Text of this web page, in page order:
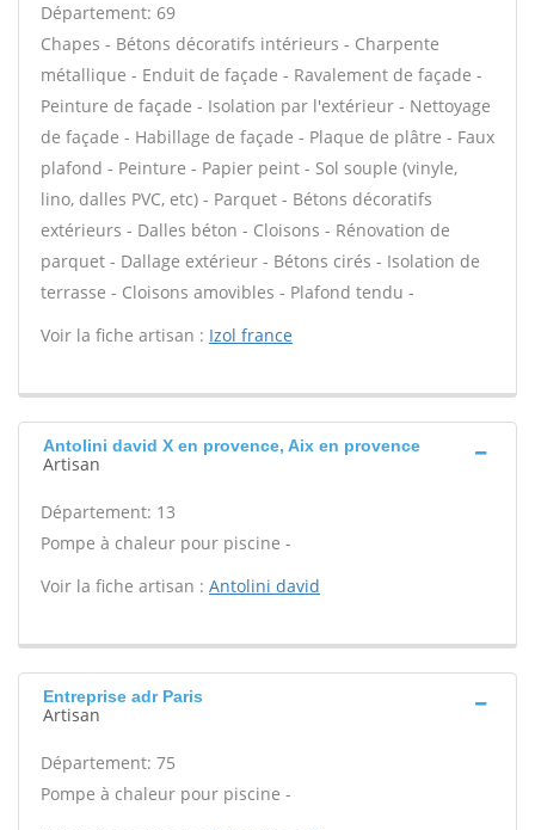
Département: 69
Chapes - Bétons décoratifs intérieurs - Charpente
métallique - Enduit de façade - Ravalement de façade -
Peinture de façade - Isolation par l'extérieur - Nettoyage
de façade - Habillage de façade - Plaque de plâtre - Faux
plafond - Peinture - Papier peint - Sol souple (vinyle,
lino, dalles PVC, etc) - Parquet - Bétons décoratifs
extérieurs - Dalles béton - Cloisons - Rénovation de
parquet - Dallage extérieur - Bétons cirés - Isolation de
terrasse - Cloisons amovibles - Plafond tendu -
Voir la fiche artisan : Izol france
Antolini david X en provence, Aix en provence
Artisan
Département: 13
Pompe à chaleur pour piscine -
Voir la fiche artisan : Antolini david
Entreprise adr Paris
Artisan
Département: 75
Pompe à chaleur pour piscine -